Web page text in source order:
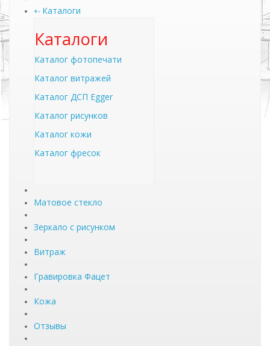
+- Каталоги
Каталоги
Каталог фотопечати
Каталог витражей
Каталог ДСП Egger
Каталог рисунков
Каталог кожи
Каталог фресок
Матовое стекло
Зеркало с рисунком
Витраж
Гравировка Фацет
Кожа
Отзывы